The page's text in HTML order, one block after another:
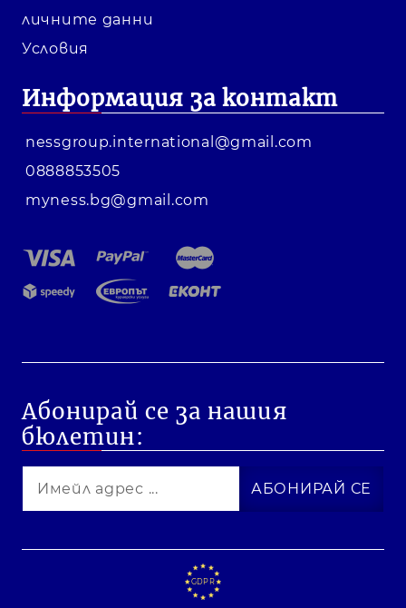
личните данни
Условия
Информация за контакт
nessgroup.international@gmail.com
0888853505
myness.bg@gmail.com
Абонирай се за нашия
бюлетин:
GDPR